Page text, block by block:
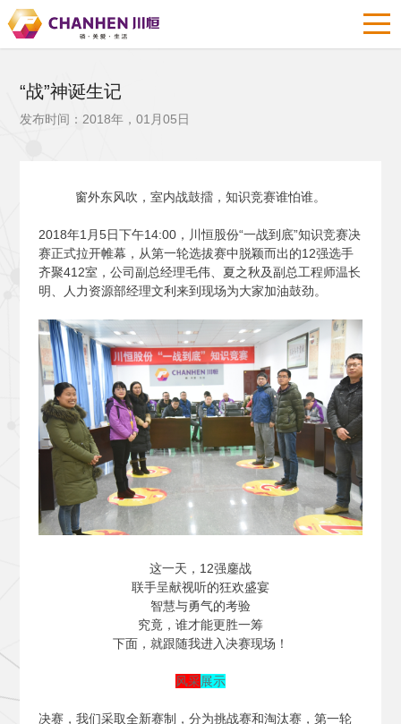
“战”神诞生记
发布时间：2018年，01月05日
窗外东风吹，室内战鼓擂，知识竞赛谁怕谁。
2018年1月5日下午14:00，川恒股份“一战到底”知识竞赛决
赛正式拉开帷幕，从第一轮选拔赛中脱颖而出的12强选手
齐聚412室，公司副总经理毛伟、夏之秋及副总工程师温长
明、人力资源部经理文利来到现场为大家加油鼓劲。
这一天，12强鏖战
联手呈献视听的狂欢盛宴
智慧与勇气的考验
究竟，谁才能更胜一筹
下面，就跟随我进入决赛现场！
风采展示
决赛，我们采取全新赛制，分为挑战赛和淘汰赛，第一轮